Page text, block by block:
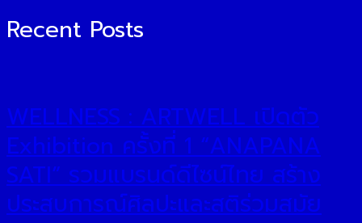
Recent Posts
WELLNESS : ARTWELL เปิดตัว
Exhibition ครั้งที่ 1 “ANAPANA
SATI” รวมแบรนด์ดีไซน์ไทย สร้าง
ประสบการณ์ศิลปะและสติร่วมสมัย